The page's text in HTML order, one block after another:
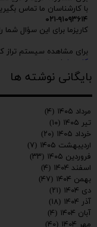
با کارشناسان ما تماس
۰۲۱-۹۱۰۹۳۶۱۴
کاریزما برای این سؤال شما
برای مشاهده سیستم تراز
کاریزما را ببینید.
چسب کاشی پرسلان
کلیپس و گوه تراز
بایگانی نوشته ها
مرداد ۱۴۰۵
(۴)
تیر ۱۴۰۵
(۱۰)
خرداد ۱۴۰۵
(۲۰)
اردیبهشت ۱۴۰۵
(۷)
فروردین ۱۴۰۵
(۳۳)
اسفند ۱۴۰۴
(۴)
بهمن ۱۴۰۴
(۴۷)
دی ۱۴۰۴
(۲۱)
آذر ۱۴۰۴
(۱۸)
آبان ۱۴۰۴
(۴)
مهر ۱۴۰۴
(۴۰)